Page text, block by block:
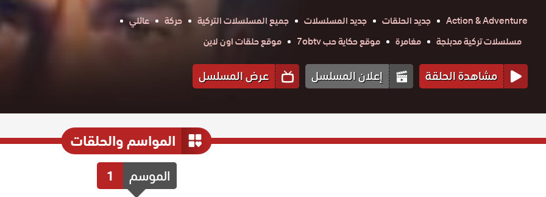
Action & Adventure
جديد الحلقات جديد المسلسلات جميع المسلسلات التركية حركة
عائلي
مسلسلات تركية مدبلجة
مغامرة موقع حكاية حب 7obtv موقع حلقات اون لاين
مشاهدة الحلقة إعلان المسلسل عرض المسلسل
المواسم والحلقات
الموسم 1